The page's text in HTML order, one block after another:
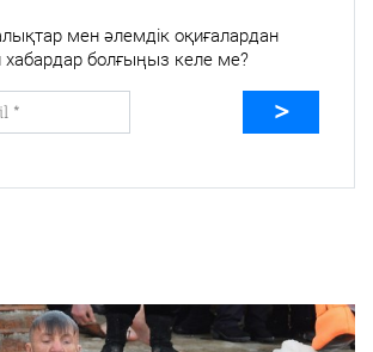
мен әлемдік оқиғалардан
хабардар болғыңыз келе ме?